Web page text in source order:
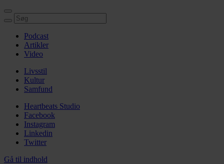
Podcast
Artikler
Video
Livsstil
Kultur
Samfund
Heartbeats Studio
Facebook
Instagram
Linkedin
Twitter
Gå til indhold